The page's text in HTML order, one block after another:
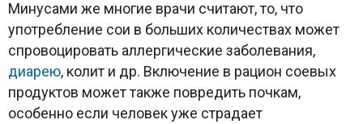
Минусами же многие врачи считают, то, что
употребление сои в больших количествах может
спровоцировать аллергические заболевания,
диарею, колит и др. Включение в рацион соевых
продуктов может также повредить почкам,
особенно если человек уже страдает